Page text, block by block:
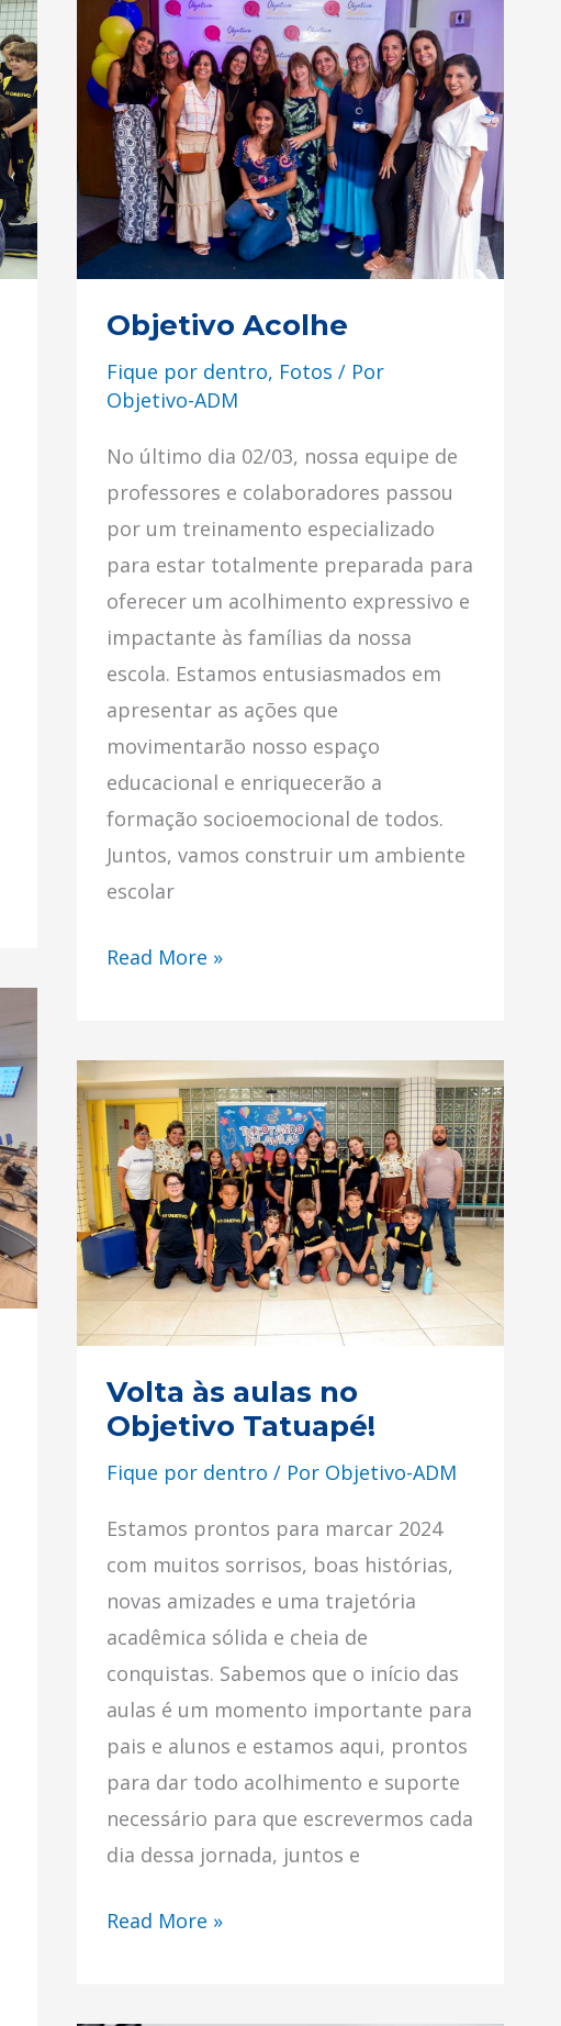
Objetivo Acolhe
Fique por dentro, Fotos / Por
Objetivo-ADM
No último dia 02/03, nossa equipe de
professores e colaboradores passou
por um treinamento especializado
para estar totalmente preparada para
oferecer um acolhimento expressivo e
impactante às famílias da nossa
escola. Estamos entusiasmados em
apresentar as ações que
movimentarão nosso espaço
educacional e enriquecerão a
formação socioemocional de todos.
Juntos, vamos construir um ambiente
escolar
Objetivo
Acolhe
Read More »
Volta às aulas no
Objetivo Tatuapé!
Fique por dentro / Por Objetivo-ADM
Estamos prontos para marcar 2024
com muitos sorrisos, boas histórias,
novas amizades e uma trajetória
acadêmica sólida e cheia de
conquistas. Sabemos que o início das
aulas é um momento importante para
pais e alunos e estamos aqui, prontos
para dar todo acolhimento e suporte
necessário para que escrevermos cada
dia dessa jornada, juntos e
Volta
às
aulas
no
Objetivo
Tatuapé!
Read More »